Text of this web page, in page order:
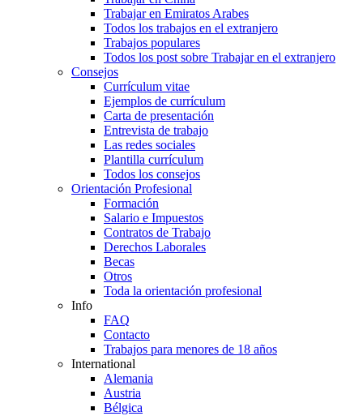
Trabajar en Emiratos Arabes
Todos los trabajos en el extranjero
Trabajos populares
Todos los post sobre Trabajar en el extranjero
Consejos
Currículum vitae
Ejemplos de currículum
Carta de presentación
Entrevista de trabajo
Las redes sociales
Plantilla currículum
Todos los consejos
Orientación Profesional
Formación
Salario e Impuestos
Contratos de Trabajo
Derechos Laborales
Becas
Otros
Toda la orientación profesional
Info
FAQ
Contacto
Trabajos para menores de 18 años
International
Alemania
Austria
Bélgica